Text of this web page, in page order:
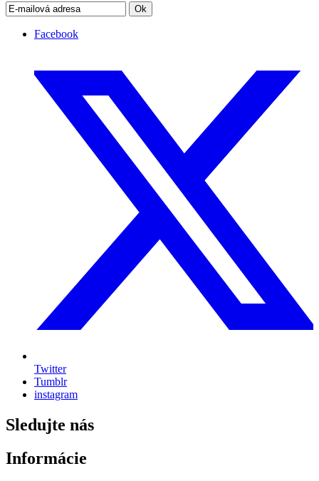
Ok
Facebook
Twitter
Tumblr
instagram
Sledujte nás
Informácie